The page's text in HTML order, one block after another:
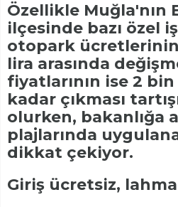
Özellikle Muğla'nın
ilçesinde bazı özel
otopark ücretlerinin
lira arasında
fiyatlarının ise 2
kadar çıkması
olurken, bakanlığa
plajlarında
dikkat çekiyor.
Giriş ücretsiz,